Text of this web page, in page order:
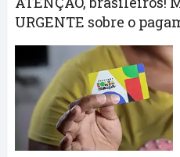
URGENTE sobre o